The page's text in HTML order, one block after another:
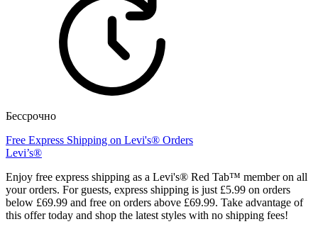
Бессрочно
Free Express Shipping on Levi's® Orders
Levi’s®
Enjoy free express shipping as a Levi's® Red Tab™ member on all
your orders. For guests, express shipping is just £5.99 on orders
below £69.99 and free on orders above £69.99. Take advantage of
this offer today and shop the latest styles with no shipping fees!